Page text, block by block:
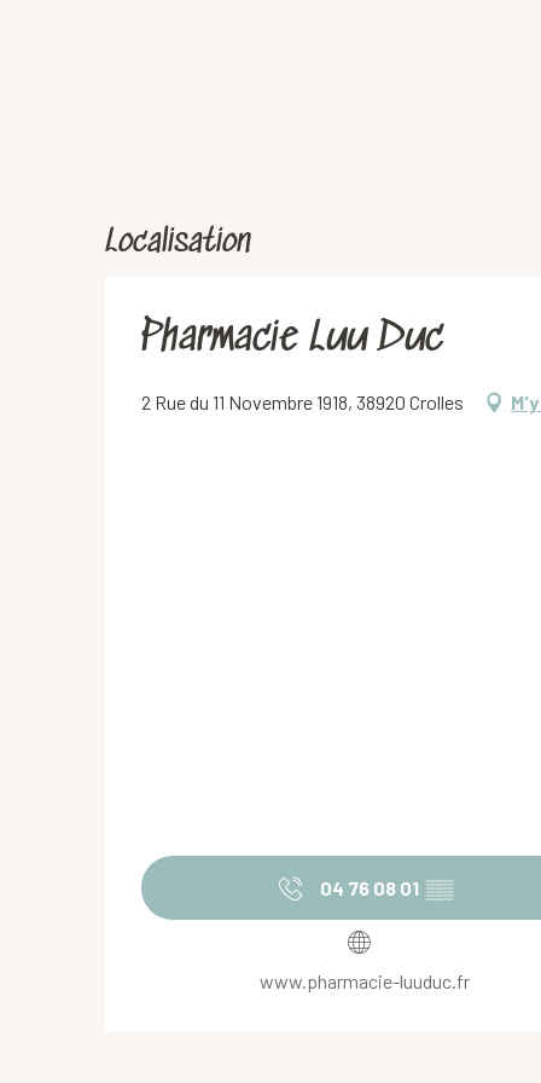
Localisation
Pharmacie Luu Duc
2 Rue du 11 Novembre 1918, 38920 Crolles
04 76 08 01 ▒▒
www.pharmacie-luuduc.fr